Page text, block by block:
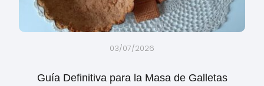
03/07/2026
Guía Definitiva para la Masa de Galletas